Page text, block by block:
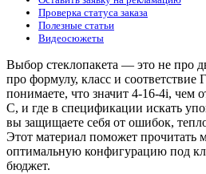
Проверка статуса заказа
Полезные статьи
Видеосюжеты
Выбор стеклопакета — это не про
про формулу, класс и
понимаете, что значит 4-16-4i, чем
С, и где в спецификации искать
вы защищаете себя от ошибок,
Этот материал поможет прочитать
оптимальную конфигурацию под
бюджет.